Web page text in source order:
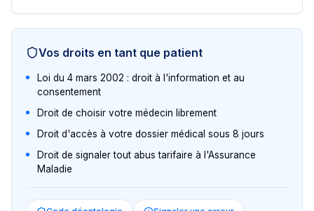
Vos droits en tant que patient
Loi du 4 mars 2002 : droit à l'information et au
consentement
Droit de choisir votre médecin librement
Droit d'accès à votre dossier médical sous 8 jours
Droit de signaler tout abus tarifaire à l'Assurance
Maladie